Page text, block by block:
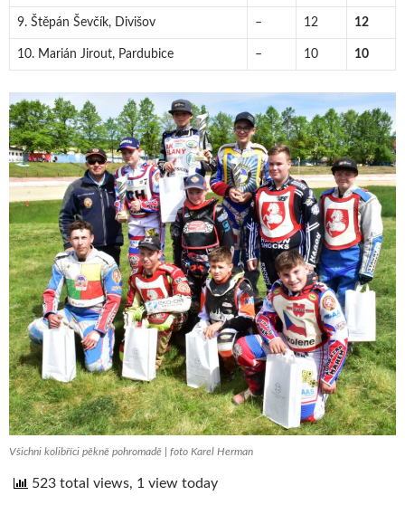
9. Štěpán Ševčík, Divišov – 12 12
10. Marián Jirout, Pardubice – 10 10
Všichni kolibříci pěkně pohromadě | foto Karel Herman
523 total views, 1 view today